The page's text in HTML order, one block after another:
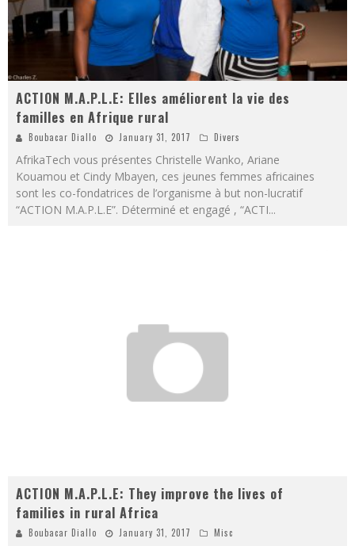
ACTION M.A.P.L.E: Elles améliorent la vie des
familles en Afrique rural
Boubacar Diallo January 31, 2017 Divers
AfrikaTech vous présentes Christelle Wanko, Ariane
Kouamou et Cindy Mbayen, ces jeunes femmes africaines
sont les co-fondatrices de l’organisme à but non-lucratif
“ACTION M.A.P.L.E”. Déterminé et engagé , “ACTI...
ACTION M.A.P.L.E: They improve the lives of
families in rural Africa
Boubacar Diallo January 31, 2017 Misc